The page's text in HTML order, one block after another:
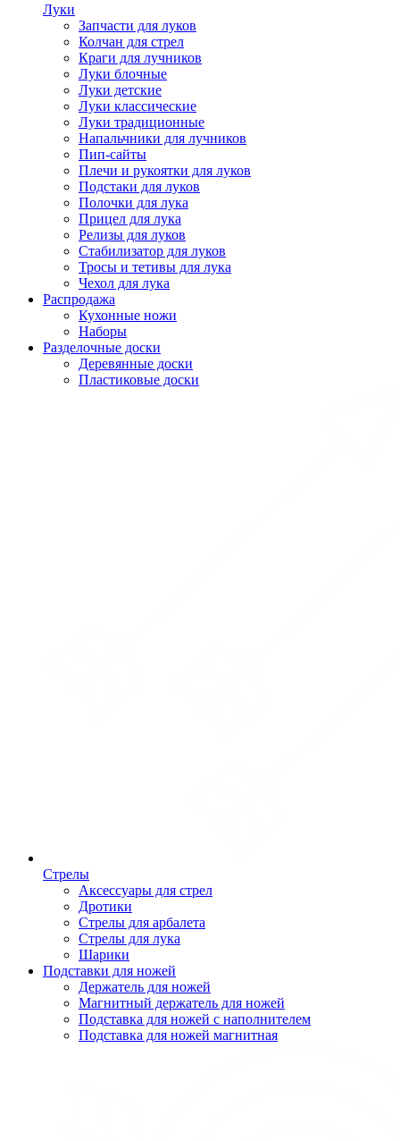
Луки
Запчасти для луков
Колчан для стрел
Краги для лучников
Луки блочные
Луки детские
Луки классические
Луки традиционные
Напальчники для лучников
Пип-сайты
Плечи и рукоятки для луков
Подстаки для луков
Полочки для лука
Прицел для лука
Релизы для луков
Стабилизатор для луков
Тросы и тетивы для лука
Чехол для лука
Распродажа
Кухонные ножи
Наборы
Разделочные доски
Деревянные доски
Пластиковые доски
Стрелы
Аксессуары для стрел
Дротики
Стрелы для арбалета
Стрелы для лука
Шарики
Подставки для ножей
Держатель для ножей
Магнитный держатель для ножей
Подставка для ножей с наполнителем
Подставка для ножей магнитная